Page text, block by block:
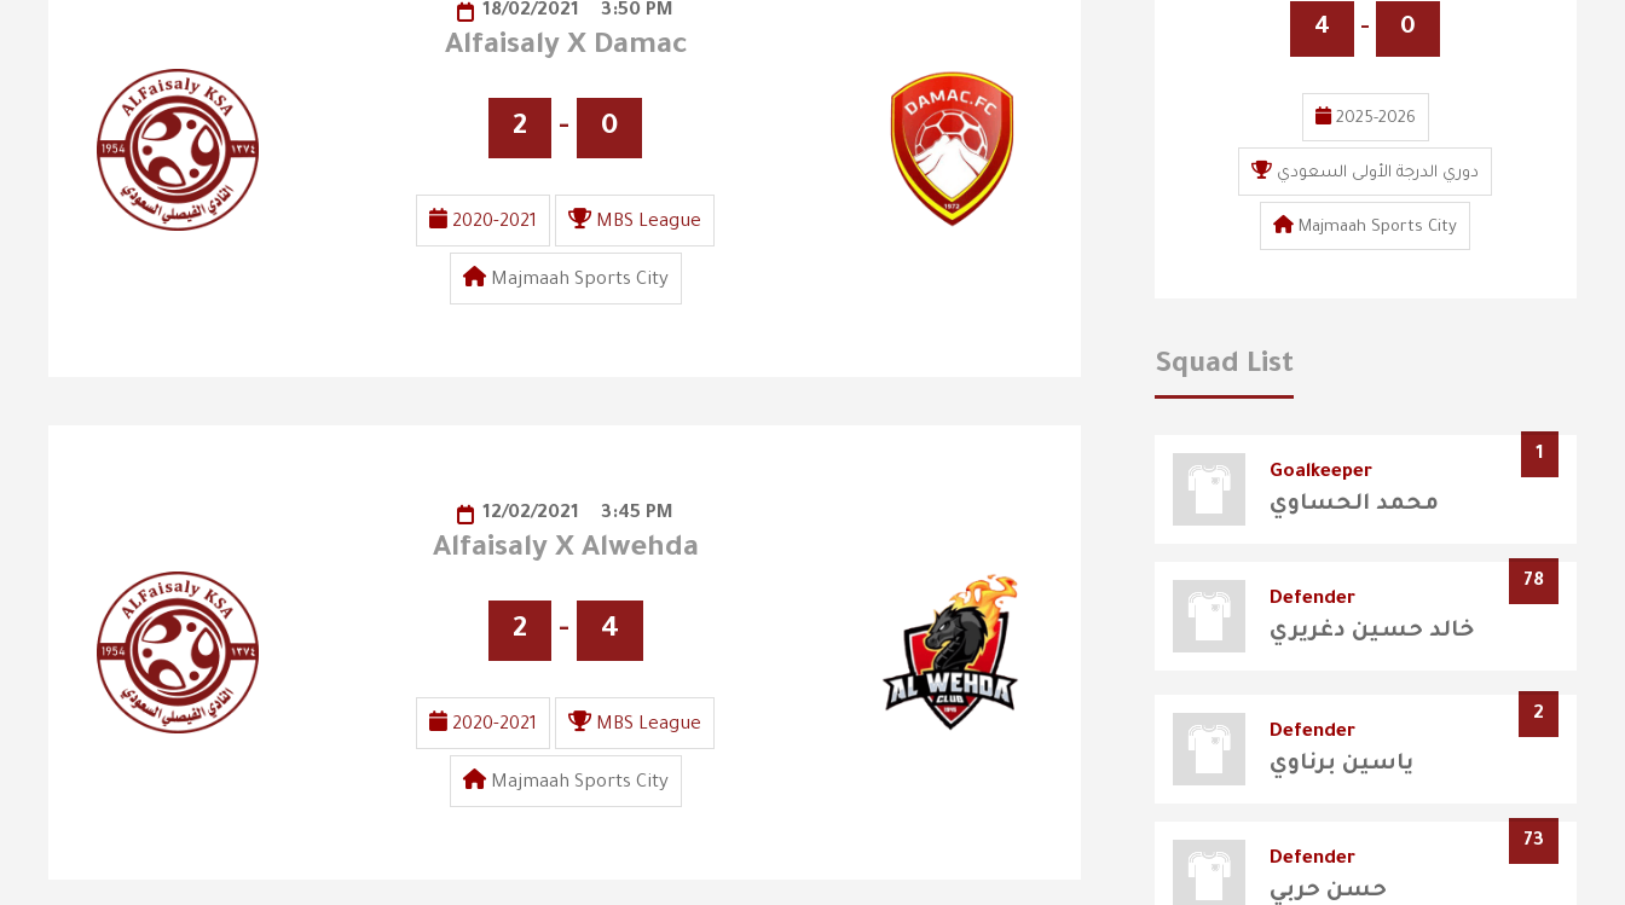
18/02/2021 3:50 PM
Alfaisaly X Damac
2 - 0
2020-2021 MBS League
Majmaah Sports City
12/02/2021 3:45 PM
Alfaisaly X Alwehda
2 - 4
2020-2021 MBS League
Majmaah Sports City
4 - 0
2025-2026
دوري الدرجة الأولى السعودي
Majmaah Sports City
Squad List
1
Goalkeeper
محمد الحساوي
78
Defender
خالد حسين دغريري
2
Defender
ياسين برناوي
73
Defender
حسن حربي